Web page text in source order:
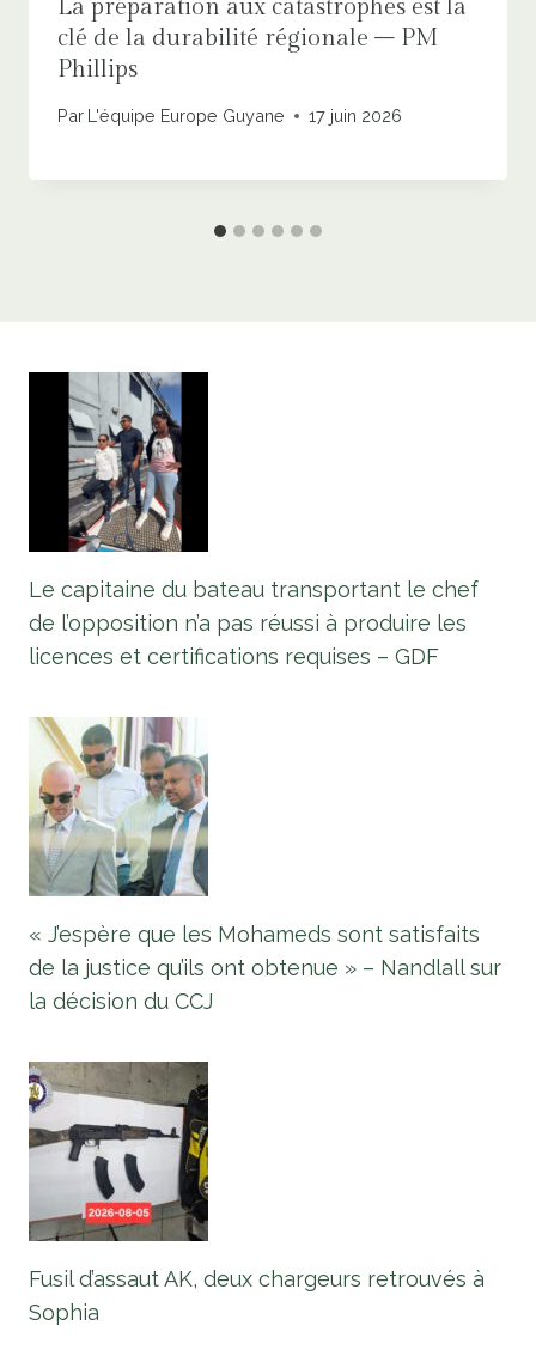
La préparation aux catastrophes est la
clé de la durabilité régionale – PM
Phillips
Par L'équipe Europe Guyane 17 juin 2026
Le capitaine du bateau transportant le chef
de l’opposition n’a pas réussi à produire les
licences et certifications requises – GDF
« J’espère que les Mohameds sont satisfaits
de la justice qu’ils ont obtenue » – Nandlall sur
la décision du CCJ
Fusil d’assaut AK, deux chargeurs retrouvés à
Sophia